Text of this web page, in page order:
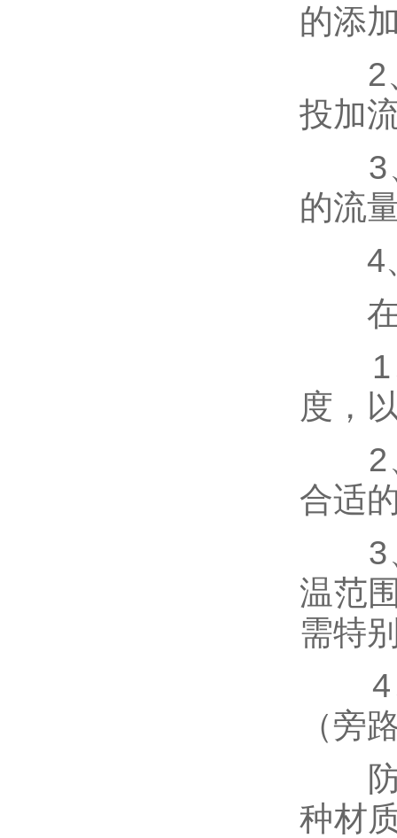
的添
2、
投加
3、
的流
4、
在
1、
度，
2、
合适
3、
温范
需特
4、
（旁
防
种材